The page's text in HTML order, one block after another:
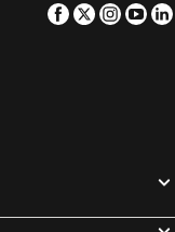
Facebook
Twitter